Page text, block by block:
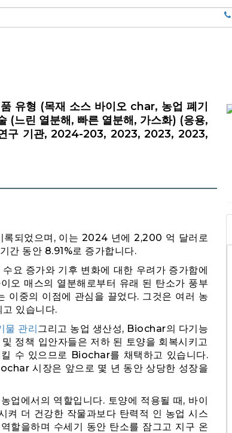
유형 (목재 소스 바이오 char, 농업 폐기
(느린 열분해, 빠른 열분해, 가스화) (응용,
구 기관, 2024-203, 2023, 2023, 2023,
되었으며, 이는 2024 년에 2,200 억 달러로
간 동안 8.91%로 증가합니다.
요 증가와 기후 변화에 대한 우려가 증가함에
오 매스의 열분해로부터 유래 된 탄소가 풍부
이중의 이점에 관심을 끌었다. 그것은 여러 농
있습니다.
물 관리그리고 농업 생산성, Biochar의 다기능
정책 입안자들은 저하 된 토양을 회복시키고
수 있으므로 Biochar를 채택하고 있습니다.
시장은 앞으로 몇 년 동안 상당한 성장을
업에서의 역할입니다. 토양에 적용될 때, 바이
켜 더 건강한 작물과보다 탄력적 인 농업 시스
할을하며 수세기 동안 탄소를 잠그고 지구 온